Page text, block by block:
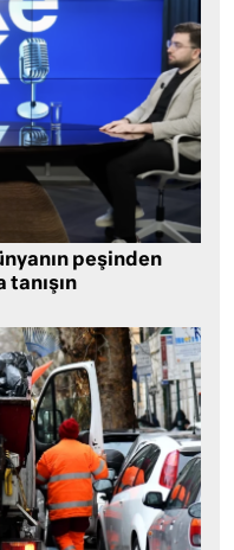
peşinden